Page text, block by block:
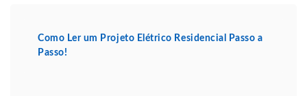
Como Ler um Projeto Elétrico Residencial Passo a
Passo!